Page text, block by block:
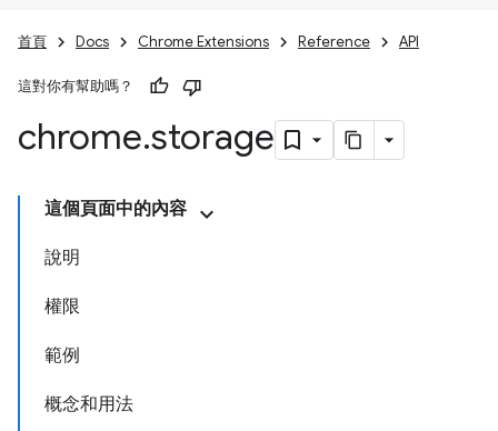
首頁 Docs Chrome Extensions Reference API
這對你有幫助嗎？
chrome.storage
這個頁面中的內容
說明
權限
範例
概念和用法